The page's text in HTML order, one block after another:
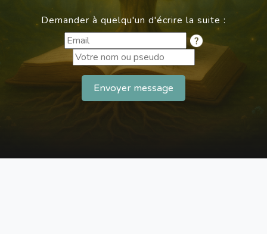
Demander à quelqu'un d'écrire la suite :
Envoyer message